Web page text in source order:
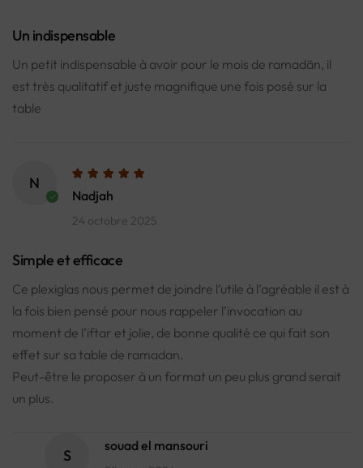
Un indispensable
Un petit indispensable à avoir pour le mois de ramadān, il
est très qualitatif et juste magnifique une fois posé sur la
table
N
Nadjah
24 octobre 2025
Simple et efficace
Ce plexiglas nous permet de joindre l’utile à l’agréable il est à
la fois bien pensé pour nous rappeler l’invocation au
moment de l’iftar et jolie, de bonne qualité ce qui fait son
effet sur sa table de ramadan.
Peut-être le proposer à un format un peu plus grand serait
un plus.
S
souad el mansouri